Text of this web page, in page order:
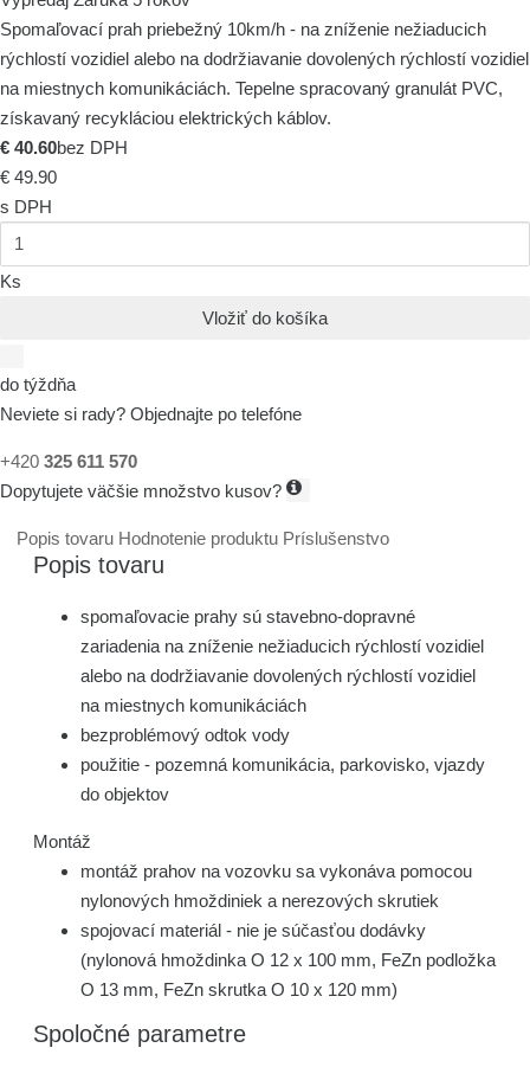
Spomaľovací prah priebežný 10km/h - na zníženie nežiaducich
rýchlostí vozidiel alebo na dodržiavanie dovolených rýchlostí vozidiel
na miestnych komunikáciách. Tepelne spracovaný granulát PVC,
získavaný recykláciou elektrických káblov.
€ 40.60bez DPH
€ 49.90
s DPH
Ks
Vložiť do košíka
do týždňa
Neviete si rady? Objednajte po telefóne
+420 325 611 570
Dopytujete väčšie množstvo kusov?
Popis tovaru Hodnotenie produktu Príslušenstvo
Popis tovaru
spomaľovacie prahy sú stavebno-dopravné
zariadenia na zníženie nežiaducich rýchlostí vozidiel
alebo na dodržiavanie dovolených rýchlostí vozidiel
na miestnych komunikáciách
bezproblémový odtok vody
použitie - pozemná komunikácia, parkovisko, vjazdy
do objektov
Montáž
montáž prahov na vozovku sa vykonáva pomocou
nylonových hmoždiniek a nerezových skrutiek
spojovací materiál - nie je súčasťou dodávky
(nylonová hmoždinka O 12 x 100 mm, FeZn podložka
O 13 mm, FeZn skrutka O 10 x 120 mm)
Spoločné parametre